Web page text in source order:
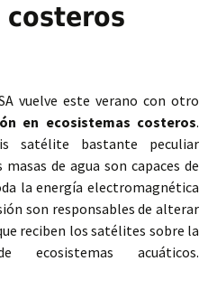
costeros
vuelve este verano con otro
en ecosistemas costeros.
satélite bastante peculiar
de agua son capaces de
la energía electromagnética
son responsables de alterar
reciben los satélites sobre la
ecosistemas acuáticos.
Teledetección de ecosistemas